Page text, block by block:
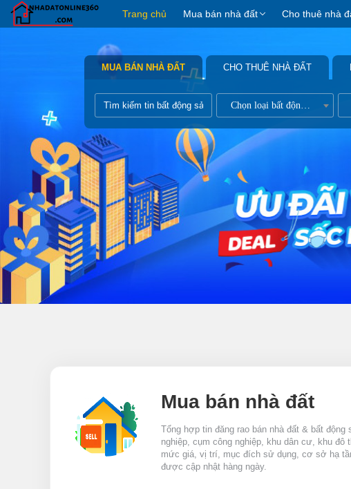
Trang chủ Mua bán nhà đất Cho thuê nhà
MUA BÁN NHÀ ĐẤT CHO THUÊ NHÀ ĐẤT
Chọn loại bất động sản
Mua bán nhà đất
Tổng hợp tin đăng rao bán nhà đất & bất
nghiệp, cụm công nghiệp, khu dân cư, khu đô
mức giá, vị trí, mục đích sử dụng, cơ sở hạ
được cập nhật hàng ngày.